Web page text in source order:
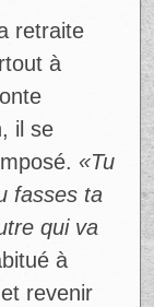
retraite
à
il se
«Tu
fasses ta
qui va
à
revenir